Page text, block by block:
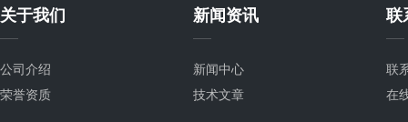
关于我们
公司介绍
荣誉资质
新闻资讯
新闻中心
技术文章
联
联
在